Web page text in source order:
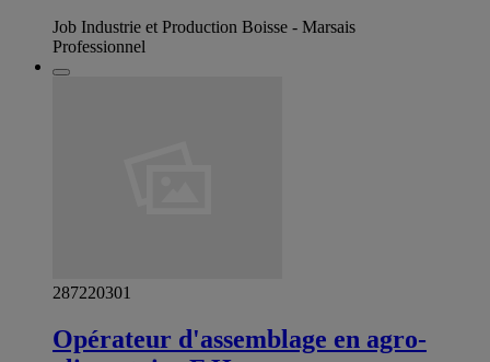
Job Industrie et Production Boisse - Marsais
Professionnel
287220301
Opérateur d'assemblage en agro-